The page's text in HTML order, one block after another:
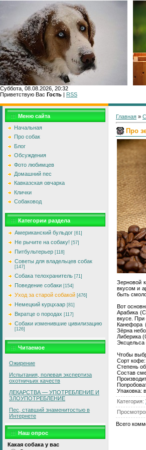
Суббота, 08.08.2026, 20:32
Приветствую Вас Гость | RSS
Меню сайта
Начальная
Про собак
Блог
Обсуждения
Фото любимцев
Домашний пес
Кавказская овчарка
Клички
Собаковод
Категории раздела
Американский бульдог [61]
Не рычите на собаку! [57]
Питбультерьер [118]
Советы для владельцев собак
[147]
Собака телохранитель [71]
Поведение собаки [154]
Уход за старой собакой [476]
Немецкий курцхаар [81]
Вкратце о породах [117]
Собаки изменившие цивилизацию
[126]
Читаемое
Ожирение
Испытания, полевая экспертиза
охотничьих качеств
ЛЕКАРСТВА — УПОТРЕБЛЕНИЕ И
ЗЛОУПОТРЕБЛЕНИЕ
Пес, ставший знаменитостью в
Интернете
Наш опрос
Какая собака у вас
Главная »
Про
Зерновой
вкусом и
быть
Вот
Арабика
вкусе. При
Канефора
Зёрна
Либерика
Эксцельса
Чтобы
Сорт кофе:
Степень
Состав
Упаковка:
Категория:
Всего